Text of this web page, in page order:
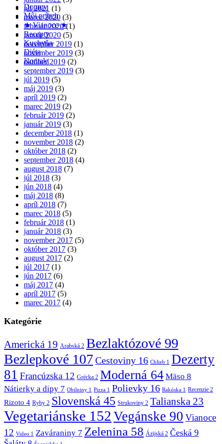
Domov
Môj príbeh
★ Vianoce ★
Recepty
Kuchyňa
Diéta
Kontakt
júl 2021 (1)
marec 2020 (3)
február 2020(1)
január 2020 (5)
december 2019 (1)
november 2019 (3)
október 2019 (2)
september 2019 (3)
júl 2019 (5)
máj 2019 (3)
apríl 2019 (2)
marec 2019 (2)
február 2019 (2)
január 2019 (3)
december 2018 (1)
november 2018 (2)
október 2018 (2)
september 2018 (4)
august 2018 (7)
júl 2018 (3)
jún 2018 (4)
máj 2018 (8)
apríl 2018 (7)
marec 2018 (5)
február 2018 (1)
január 2018 (3)
november 2017 (5)
október 2017 (3)
august 2017 (2)
júl 2017 (1)
jún 2017 (6)
máj 2017 (4)
apríl 2017 (5)
marec 2017 (4)
Kategórie
Americká 19 Arabská 2 Bezlaktózové 99
Bezlepkové 107Cestoviny 16 Chlieb 1
Dezerty
81 Francúzska 12 Grécka 2 Moderná 64 Mäso 8
Nátierky a dipy 7 Obilniny 1 Pizza 1 Polievky 16 Rakúska 1 Recenzie 2
Rizoto 4 Ryby 2 Slovenská 45 Strukoviny 2 Talianska 23
Vegetariánske 152 Vegánske 90 Vianoce
12 Video 1 Zaváraniny 7 Zelenina 58 Ázijská 2 Česká 9